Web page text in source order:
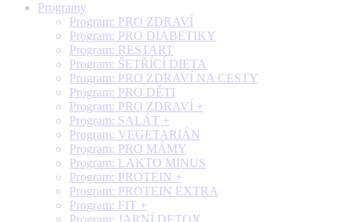
Programy
Program: PRO ZDRAVÍ
Program: PRO DIABETIKY
Program: RESTART
Program: ŠETŘÍCÍ DIETA
Program: PRO ZDRAVÍ NA CESTY
Program: PRO DĚTI
Program: PRO ZDRAVÍ +
Program: SALÁT +
Program: VEGETARIÁN
Program: PRO MÁMY
Program: LAKTO MINUS
Program: PROTEIN +
Program: PROTEIN EXTRA
Program: FIT +
Program: JARNÍ DETOX